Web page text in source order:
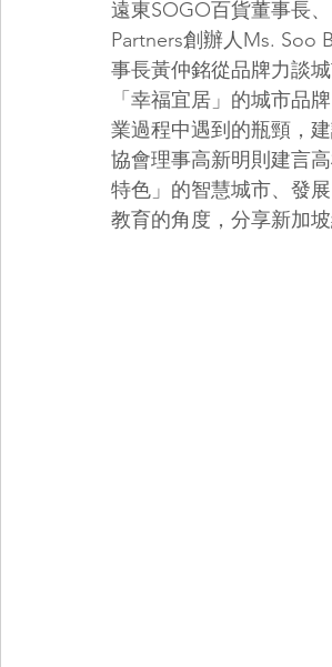
遠東SOGO百貨董事長
Partners創辦人Ms. Soo
事長黃仲銘從品牌力談
「幸福宜居」的城市品
業過程中遇到的瓶頸，
協會理事高新明則建言
特色」的智慧城市、發
教育的角度，分享新加坡